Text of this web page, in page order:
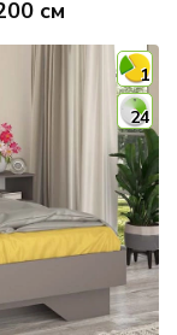
см
1
24